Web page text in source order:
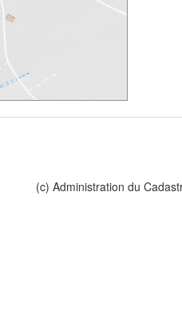
(c) Administration du